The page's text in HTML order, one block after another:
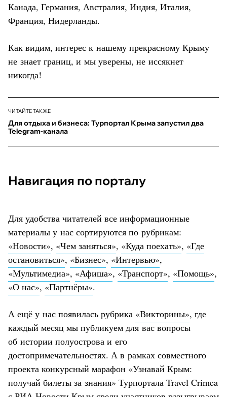
Канада, Германия, Австралия, Индия, Италия,
Франция, Нидерланды.
Как видим, интерес к нашему прекрасному Крыму
не знает границ, и мы уверены, не иссякнет
никогда!
ЧИТАЙТЕ ТАКЖЕ
Для отдыха и бизнеса: Турпортал Крыма запустил два
Telegram-канала
Навигация по порталу
Для удобства читателей все информационные
материалы у нас сортируются по рубрикам:
«Новости», «Чем заняться», «Куда поехать», «Где
остановиться», «Бизнес», «Интервью»,
«Мультимедиа», «Афиша», «Транспорт», «Помощь»,
«О нас», «Партнёры».
А ещё у нас появилась рубрика «Викторины», где
каждый месяц мы публикуем для вас вопросы
об истории полуострова и его
достопримечательностях. А в рамках совместного
проекта конкурсный марафон «Узнавай Крым:
получай билеты за знания» Турпортала Travel Crimea